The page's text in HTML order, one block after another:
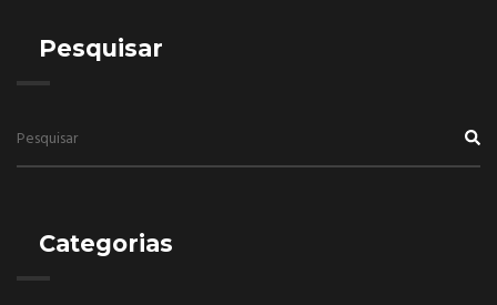
Pesquisar
Categorias